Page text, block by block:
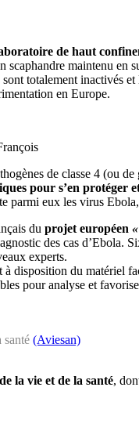
de haut
scaphandre maintenu
totalement inactivés
en Europe.
de classe 4 (ou
pour s’en protéger
parmi eux les virus
du projet européen
des cas d’Ebola.
experts.
disposition du matériel
pour analyse et
santé (Aviesan)
la vie et de la santé,